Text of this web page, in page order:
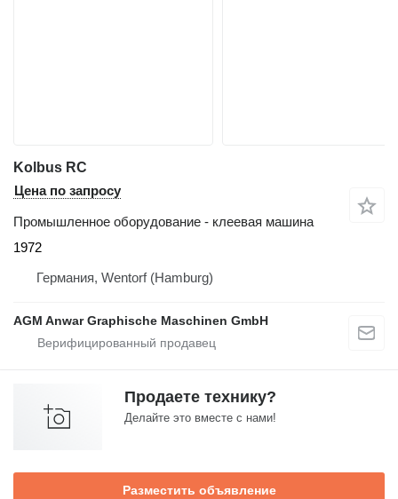
Kolbus RC
Цена по запросу
Промышленное оборудование - клеевая машина
1972
Германия, Wentorf (Hamburg)
AGM Anwar Graphische Maschinen GmbH
Продаете технику?
Делайте это вместе с нами!
Разместить объявление